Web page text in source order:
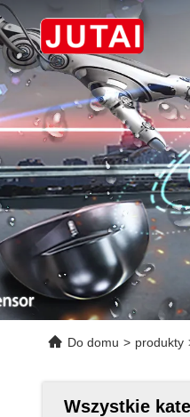
Do domu > produkty
Wszystkie